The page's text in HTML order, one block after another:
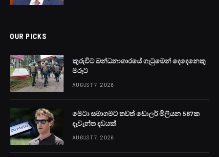
OUR PICKS
කුරුවිට බන්ධනාගාරයේ ගැටුමෙන් දෙදෙනෙකු
මරුට
AUGUST 7, 2026
මෙටා සමාගමට තවත් ඩොලර් මිලියන 567ක
දැවැන්ත දඩයක්
AUGUST 7, 2026